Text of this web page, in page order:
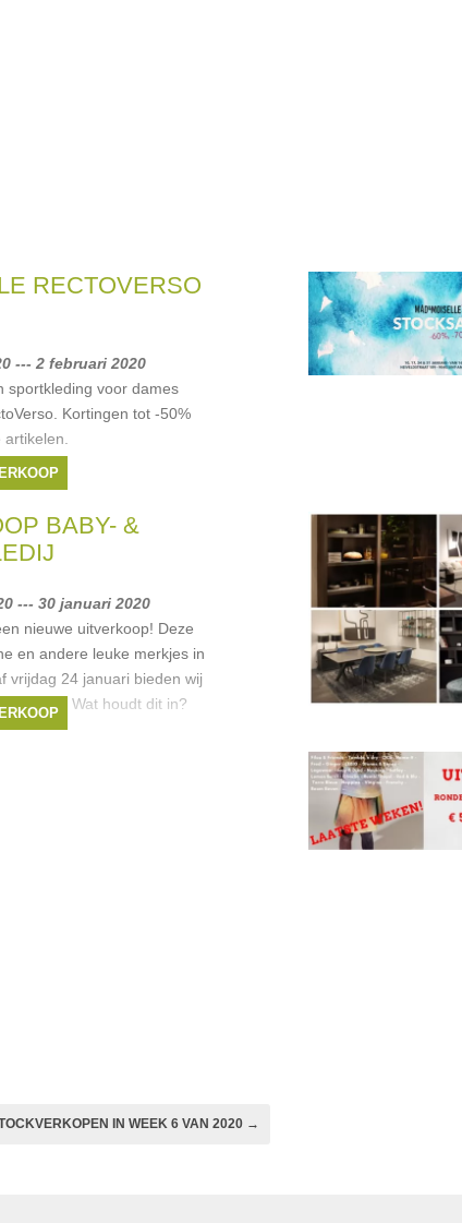
RECTOVERSO
--- 2 februari 2020
sportkleding voor dames
Kortingen tot -50%
BABY- &
--- 30 januari 2020
nieuwe uitverkoop! Deze
en andere leuke merkjes in
vrijdag 24 januari bieden wij
jaar aan. Wat houdt dit in?
IN WEEK 6 VAN 2020 →